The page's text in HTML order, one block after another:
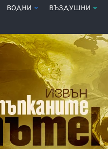
ВОДНИ ВЪЗДУШНИ